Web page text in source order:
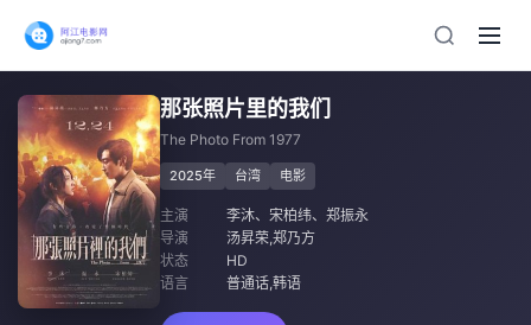
那张照片里的我们
The Photo From 1977
2025年 台湾 电影
主演 李沐、 宋柏纬、 郑振永
导演
汤昇荣,郑乃方
状态
HD
语言
普通话,韩语